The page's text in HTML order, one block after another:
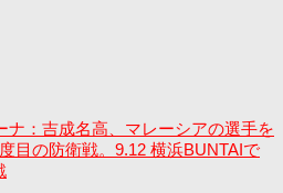
ナ：吉成名高、マレーシアの選手を
目の防衛戦。9.12 横浜BUNTAIで